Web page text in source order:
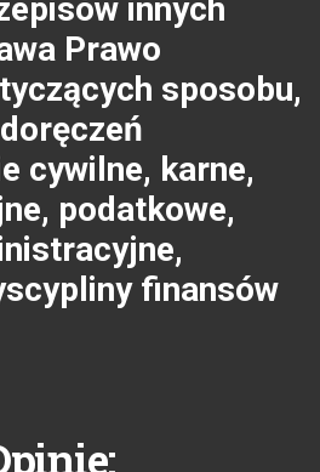
innych
Prawo
sposobu,
cywilne, karne,
podatkowe,
finansów